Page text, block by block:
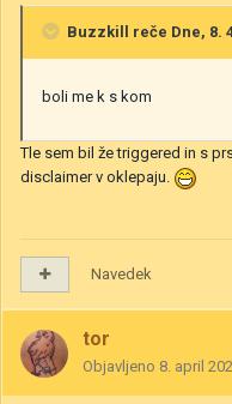
Buzzkill reče Dne, 8.
boli me k s kom
Tle sem bil že triggered in s
disclaimer v oklepaju.
Navedek
tor
Objavljeno 8. april